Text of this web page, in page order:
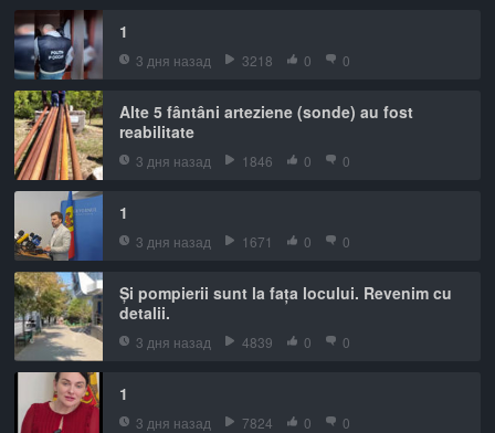
1
3 дня назад 3218 0 0
Alte 5 fântâni arteziene (sonde) au fost
reabilitate
3 дня назад 1846 0 0
1
3 дня назад 1671 0 0
Și pompierii sunt la fața locului. Revenim cu
detalii.
3 дня назад 4839 0 0
1
3 дня назад 7824 0 0